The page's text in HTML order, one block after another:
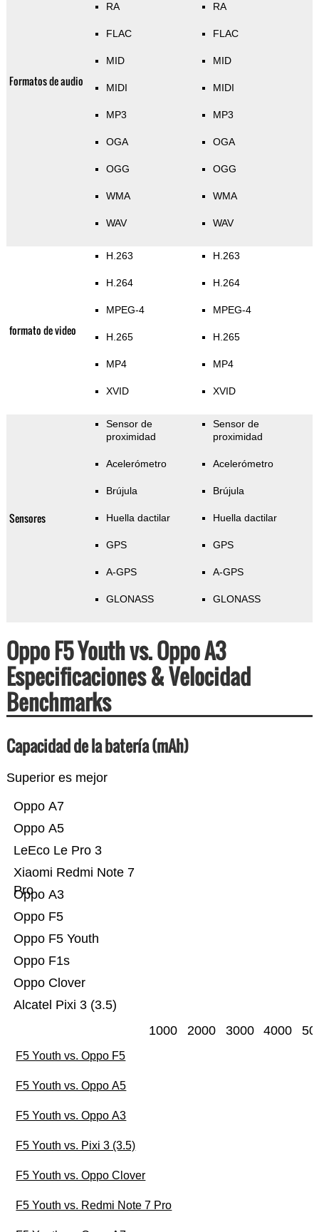
Formatos de audio
RA
FLAC
MID
MIDI
MP3
OGA
OGG
WMA
WAV
RA
FLAC
MID
MIDI
MP3
OGA
OGG
WMA
WAV
formato de video
H.263
H.264
MPEG-4
H.265
MP4
XVID
H.263
H.264
MPEG-4
H.265
MP4
XVID
Sensores
Sensor de
proximidad
Acelerómetro
Brújula
Huella dactilar
GPS
A-GPS
GLONASS
Sensor de
proximidad
Acelerómetro
Brújula
Huella dactilar
GPS
A-GPS
GLONASS
Oppo F5 Youth vs. Oppo A3
Especificaciones & Velocidad
Benchmarks
Capacidad de la batería (mAh)
Superior es mejor
Alcatel Pixi 3 (3.5)
Oppo Clover
Oppo F1s
Oppo F5 Youth
Oppo F5
Oppo A3
Xiaomi Redmi Note 7
Pro
LeEco Le Pro 3
Oppo A5
Oppo A7
1000 2000 3000 4000
F5 Youth vs. Oppo F5
F5 Youth vs. Oppo A5
F5 Youth vs. Oppo A3
F5 Youth vs. Pixi 3 (3.5)
F5 Youth vs. Oppo Clover
F5 Youth vs. Redmi Note 7 Pro